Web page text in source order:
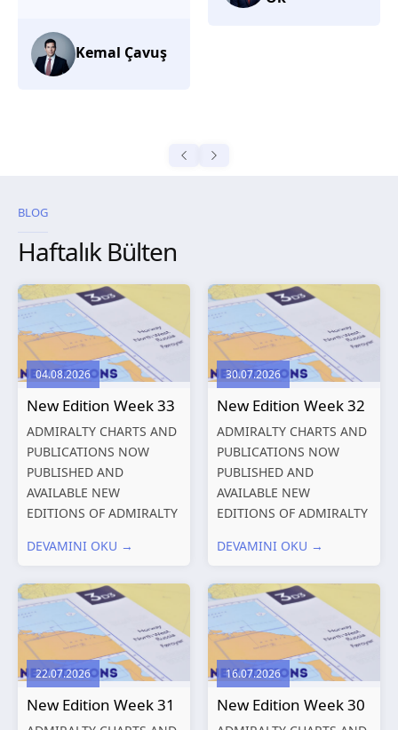
BLOG
Haftalık Bülten
04.08.2026
New Edition Week 33
ADMIRALTY CHARTS AND
PUBLICATIONS NOW
PUBLISHED AND
AVAILABLE NEW
EDITIONS OF ADMIRALTY
PUBLICATIONS New
Charts published 13
August 2026 Chart
Title, limits
and other remarks
319
International chart
DEVAMINI OKU →
30.07.2026
New Edition Week 32
ADMIRALTY CHARTS AND
PUBLICATIONS NOW
PUBLISHED AND
AVAILABLE NEW
EDITIONS OF ADMIRALTY
PUBLICATIONS New
Charts published 06
August 2026 Chart Title,
limits and other remarks
1602 China – Chang...
DEVAMINI OKU →
22.07.2026
New Edition Week 31
16.07.2026
New Edition Week 30